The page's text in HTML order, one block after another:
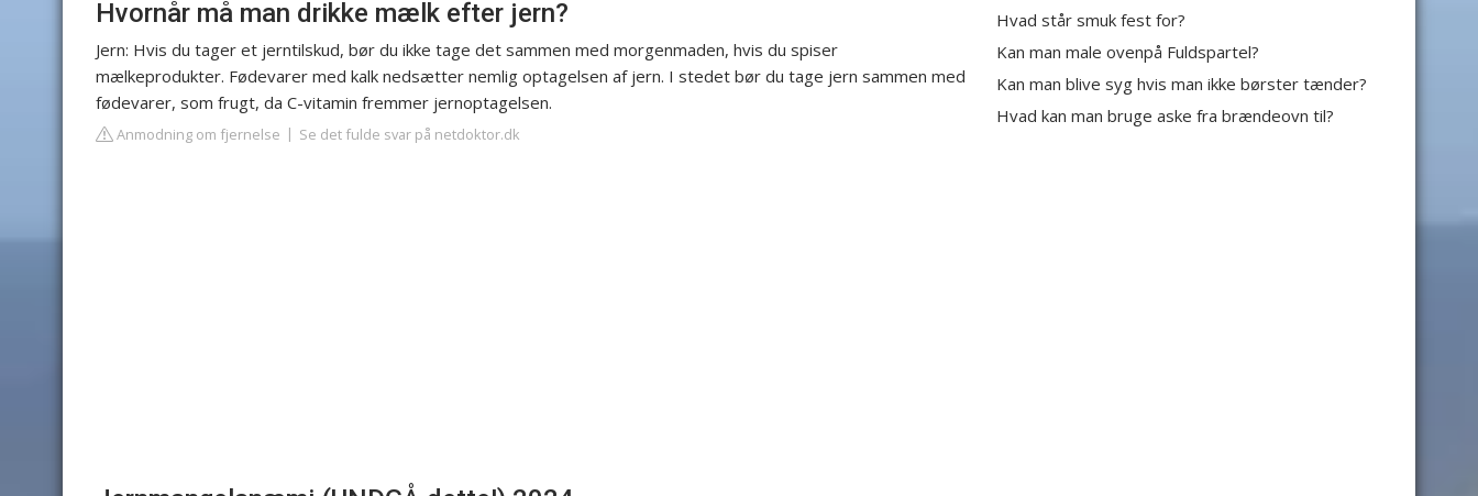
Hvornår må man drikke mælk efter jern?
Jern: Hvis du tager et jerntilskud, bør du ikke tage det sammen med morgenmaden, hvis du spiser
mælkeprodukter. Fødevarer med kalk nedsætter nemlig optagelsen af jern. I stedet bør du tage jern sammen med
fødevarer, som frugt, da C-vitamin fremmer jernoptagelsen.
Anmodning om fjernelse Se det fulde svar på netdoktor.dk
Hvad står smuk fest for?
Kan man male ovenpå Fuldspartel?
Kan man blive syg hvis man ikke børster tænder?
Hvad kan man bruge aske fra brændeovn til?